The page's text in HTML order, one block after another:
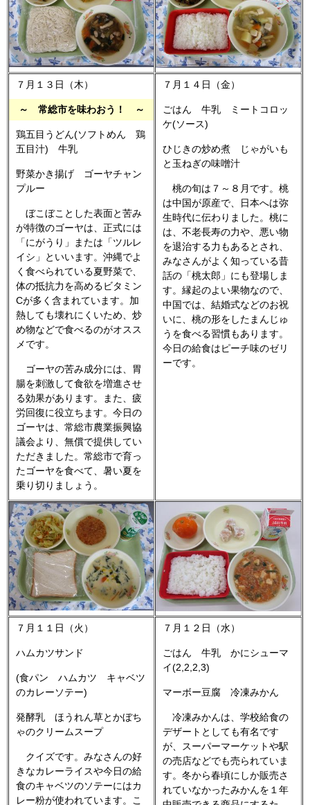
７月１３日（木）
～ 常総市を味わおう！ ～
鶏五目うどん(ソフトめん 鶏
五目汁) 牛乳
野菜かき揚げ ゴーヤチャン
プルー
ぼこぼことした表面と苦み
が特徴のゴーヤは、正式には
「にがうり」または「ツルレ
イシ」といいます。沖縄でよ
く食べられている夏野菜で、
体の抵抗力を高めるビタミン
Cが多く含まれています。加
熱しても壊れにくいため、炒
め物などで食べるのがオスス
メです。
ゴーヤの苦み成分には、胃
腸を刺激して食欲を増進させ
る効果があります。また、疲
労回復に役立ちます。今日の
ゴーヤは、常総市農業振興協
議会より、無償で提供してい
ただきました。常総市で育っ
たゴーヤを食べて、暑い夏を
乗り切りましょう。
７月１４日（金）
ごはん 牛乳 ミートコロッ
ケ(ソース)
ひじきの炒め煮 じゃがいも
と玉ねぎの味噌汁
桃の旬は７～８月です。桃
は中国が原産で、日本へは弥
生時代に伝わりました。桃に
は、不老長寿の力や、悪い物
を退治する力もあるとされ、
みなさんがよく知っている昔
話の「桃太郎」にも登場しま
す。縁起のよい果物なので、
中国では、結婚式などのお祝
いに、桃の形をしたまんじゅ
うを食べる習慣もあります。
今日の給食はピーチ味のゼリ
ーです。
７月１１日（火）
ハムカツサンド
(食パン ハムカツ キャベツ
のカレーソテー)
発酵乳 ほうれん草とかぼち
ゃのクリームスープ
クイズです。みなさんの好
きなカレーライスや今日の給
食のキャベツのソテーにはカ
レー粉が使われています。こ
７月１２日（水）
ごはん 牛乳 かにシューマ
イ(2,2,2,3)
マーボー豆腐 冷凍みかん
冷凍みかんは、学校給食の
デザートとしても有名です
が、スーパーマーケットや駅
の売店などでも売られていま
す。冬から春頃にしか販売さ
れていなかったみかんを１年